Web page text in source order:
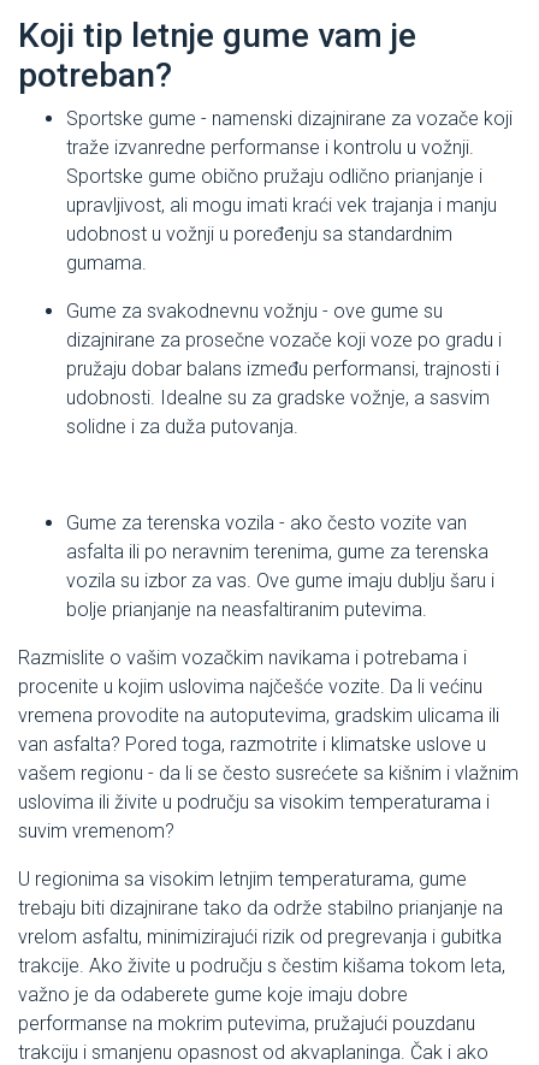
Koji tip letnje gume vam je
potreban?
Sportske gume - namenski dizajnirane za vozače koji
traže izvanredne performanse i kontrolu u vožnji.
Sportske gume obično pružaju odlično prianjanje i
upravljivost, ali mogu imati kraći vek trajanja i manju
udobnost u vožnji u poređenju sa standardnim
gumama.
Gume za svakodnevnu vožnju - ove gume su
dizajnirane za prosečne vozače koji voze po gradu i
pružaju dobar balans između performansi, trajnosti i
udobnosti. Idealne su za gradske vožnje, a sasvim
solidne i za duža putovanja.
Gume za terenska vozila - ako često vozite van
asfalta ili po neravnim terenima, gume za terenska
vozila su izbor za vas. Ove gume imaju dublju šaru i
bolje prianjanje na neasfaltiranim putevima.
Razmislite o vašim vozačkim navikama i potrebama i
procenite u kojim uslovima najčešće vozite. Da li većinu
vremena provodite na autoputevima, gradskim ulicama ili
van asfalta? Pored toga, razmotrite i klimatske uslove u
vašem regionu - da li se često susrećete sa kišnim i vlažnim
uslovima ili živite u području sa visokim temperaturama i
suvim vremenom?
U regionima sa visokim letnjim temperaturama, gume
trebaju biti dizajnirane tako da održe stabilno prianjanje na
vrelom asfaltu, minimizirajući rizik od pregrevanja i gubitka
trakcije. Ako živite u području s čestim kišama tokom leta,
važno je da odaberete gume koje imaju dobre
performanse na mokrim putevima, pružajući pouzdanu
trakciju i smanjenu opasnost od akvaplaninga. Čak i ako